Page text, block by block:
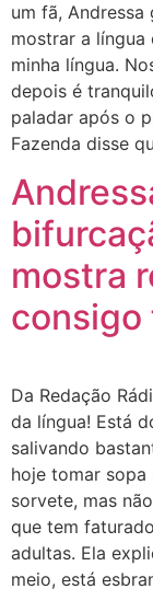
um fã,
mostrar a
minha língua.
depois é
paladar após o
Fazenda disse
mostra
consigo
Da Redação
da língua! Está
salivando
hoje tomar
sorvete, mas
que tem
adultas. Ela
meio, está